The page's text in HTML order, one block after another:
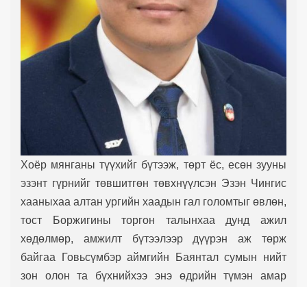
Хоёр мянганы түүхийг бүтээж, төрт ёс, есөн зууны
эзэнт гүрнийг төвшитгөн төвхнүүлсэн Эзэн Чингис
хааныхаа алтан ургийн хаадын гал голомтыг өвлөн,
тост Боржигины торгон талынхаа дунд ажил
хөдөлмөр, амжилт бүтээлээр дүүрэн аж төрж
байгаа Говьсүмбэр аймгийн Баянтал сумын нийт
зон олон та бүхнийхээ энэ өдрийн түмэн амар